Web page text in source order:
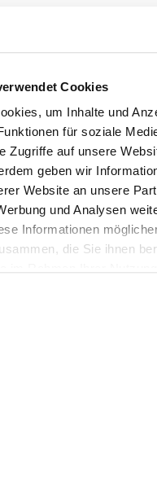
Cookies
um Inhalte und
für soziale
Zugriffe auf unsere
geben wir
Website an unsere
und Analysen
Informationen
die Sie ihnen